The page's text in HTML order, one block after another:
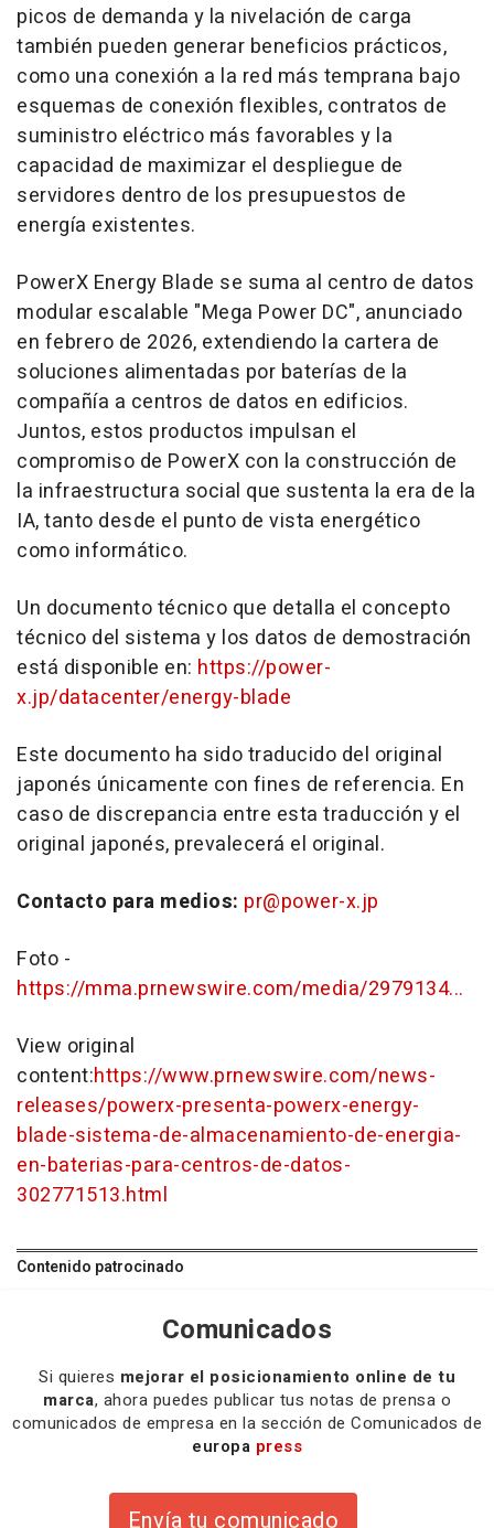
picos de demanda y la nivelación de carga
también pueden generar beneficios prácticos,
como una conexión a la red más temprana bajo
esquemas de conexión flexibles, contratos de
suministro eléctrico más favorables y la
capacidad de maximizar el despliegue de
servidores dentro de los presupuestos de
energía existentes.
PowerX Energy Blade se suma al centro de datos
modular escalable "Mega Power DC", anunciado
en febrero de 2026, extendiendo la cartera de
soluciones alimentadas por baterías de la
compañía a centros de datos en edificios.
Juntos, estos productos impulsan el
compromiso de PowerX con la construcción de
la infraestructura social que sustenta la era de la
IA, tanto desde el punto de vista energético
como informático.
Un documento técnico que detalla el concepto
técnico del sistema y los datos de demostración
está disponible en: https://power-
x.jp/datacenter/energy-blade
Este documento ha sido traducido del original
japonés únicamente con fines de referencia. En
caso de discrepancia entre esta traducción y el
original japonés, prevalecerá el original.
Contacto para medios: pr@power-x.jp
Foto -
https://mma.prnewswire.com/media/2979134...
View original
content:https://www.prnewswire.com/news-
releases/powerx-presenta-powerx-energy-
blade-sistema-de-almacenamiento-de-energia-
en-baterias-para-centros-de-datos-
302771513.html
Contenido patrocinado
Comunicados
Si quieres mejorar el posicionamiento online de tu
marca, ahora puedes publicar tus notas de prensa o
comunicados de empresa en la sección de Comunicados de
europa press
Envía tu comunicado